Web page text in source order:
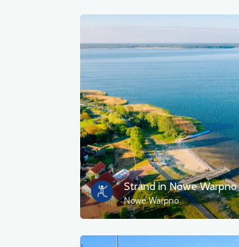
Strand in Nowe Warpno
Nowe Warpno